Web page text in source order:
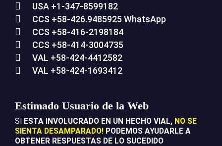
USA +1-347-8599182
CCS +58-426.9485925 WhatsApp
CCS +58-416-2198184
CCS +58-414-3004735
VAL +58-424-4412582
VAL +58-424-1693412
Estimado Usuario de la Web
SI ESTA INVOLUCRADO EN UN HECHO VIAL, NO SE
SIENTA DESAMPARADO! PODEMOS AYUDARLE A
OBTENER RESPUESTAS DE LO SUCEDIDO